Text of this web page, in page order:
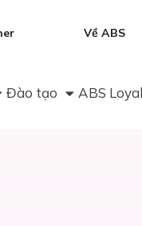
Về ABS
Đào tạo ABS